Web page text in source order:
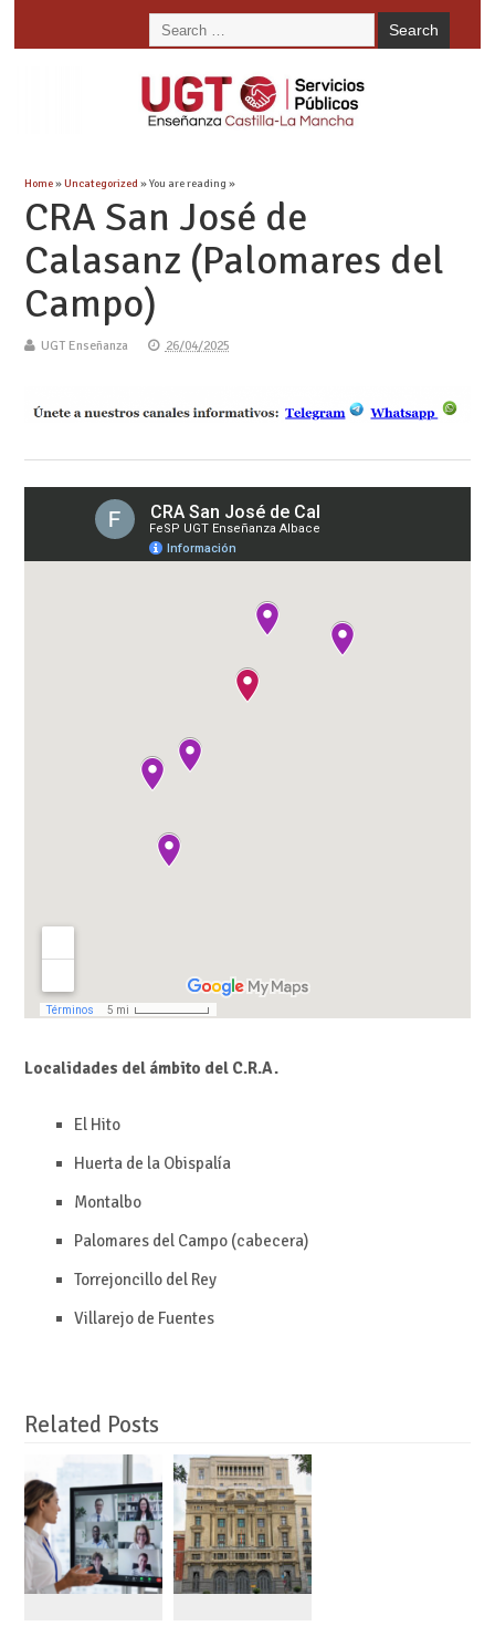
Home»Uncategorized » You are reading »
CRA San José de
Calasanz (Palomares del
Campo)
UGT Enseñanza 26/04/2025
Localidades del ámbito del C.R.A.
El Hito
Huerta de la Obispalía
Montalbo
Palomares del Campo (cabecera)
Torrejoncillo del Rey
Villarejo de Fuentes
Related Posts